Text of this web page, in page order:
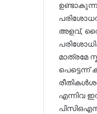
അളവ്,
മാത്രമേ
എന്നിവ